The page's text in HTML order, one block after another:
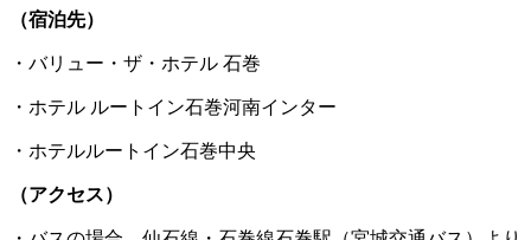
（宿泊先）
・バリュー・ザ・ホテル 石巻
・ホテル ルートイン石巻河南インター
・ホテルルートイン石巻中央
（アクセス）